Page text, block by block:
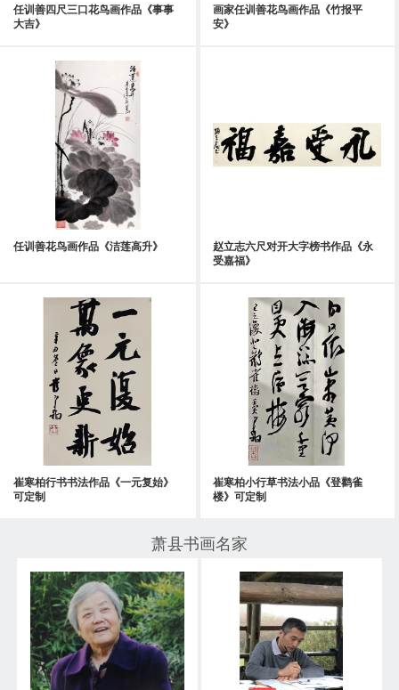
任训善四尺三口花鸟画作品《事事
大吉》
画家任训善花鸟画作品《竹报平
安》
任训善花鸟画作品《洁莲高升》
赵立志六尺对开大字榜书作品《永
受嘉福》
崔寒柏行书书法作品《一元复始》
可定制
崔寒柏小行草书法小品《登鹳雀
楼》可定制
萧县书画名家